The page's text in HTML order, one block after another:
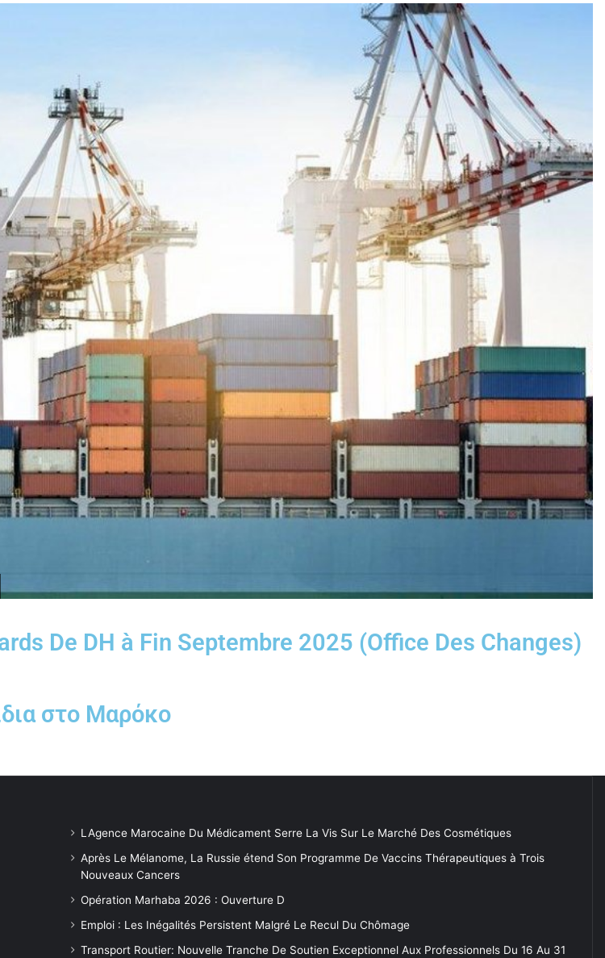
De DH à Fin Septembre 2025 (Office Des Changes)
στο Μαρόκο
LAgence Marocaine Du Médicament Serre La Vis Sur Le Marché Des Cosmétiques
Après Le Mélanome, La Russie étend Son Programme De Vaccins Thérapeutiques à Trois
Nouveaux Cancers
Opération Marhaba 2026 : Ouverture D
Emploi : Les Inégalités Persistent Malgré Le Recul Du Chômage
Transport Routier: Nouvelle Tranche De Soutien Exceptionnel Aux Professionnels Du 16 Au 31